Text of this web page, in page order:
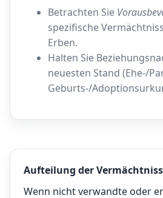
Betrachten Sie
spezifische
Erben.
Halten Sie
neuesten Stand (Ehe-/
Geburts-/
Aufteilung der
Wenn nicht verwandte oder